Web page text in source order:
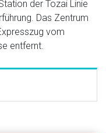
der Tozai Linie
Das Zentrum
vom
entfernt.